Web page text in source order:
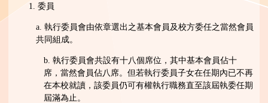
1. 委員
a. 執行委員會由依章選出之基本會員及校方委任之當然會員
共同組成。
b. 執行委員會共設有十八個席位，其中基本會員佔十
席，當然會員佔八席。但若執行委員子女在任期內已不再
在本校就讀，該委員仍可有權執行職務直至該屆執委任期
屆滿為止。